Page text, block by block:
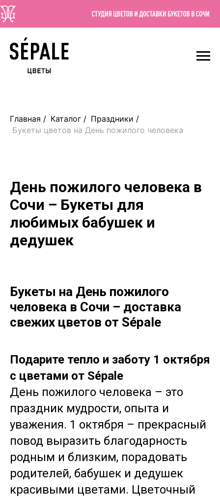
Главная / Каталог / Праздники /
Букеты цветов на День пожилого человека
День пожилого человека в
Сочи – Букеты для
любимых бабушек и
дедушек
Букеты на День пожилого
человека в Сочи – доставка
свежих цветов от Sépale
Подарите тепло и заботу 1 октября
с цветами от Sépale
День пожилого человека – это
праздник мудрости, опыта и
уважения. 1 октября – прекрасный
повод выразить благодарность
родным и близким, порадовать
родителей, бабушек и дедушек
красивыми цветами. Цветочный